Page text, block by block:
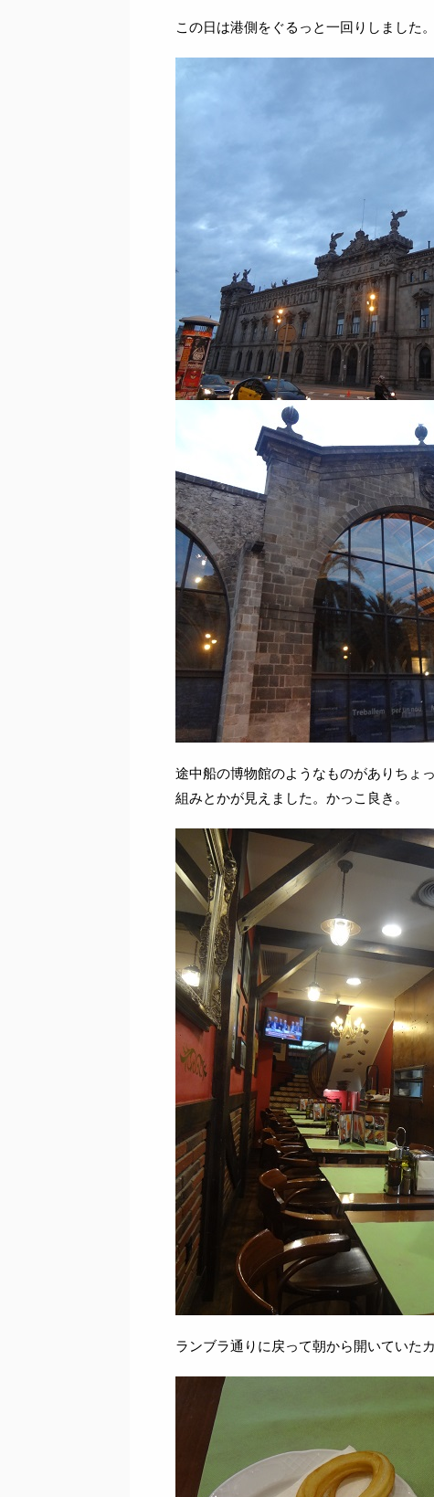
この日は港側をぐるっと一回りしました。
途中船の博物館のようなものがありちょ
組みとかが見えました。かっこ良き。
ランブラ通りに戻って朝から開いていた